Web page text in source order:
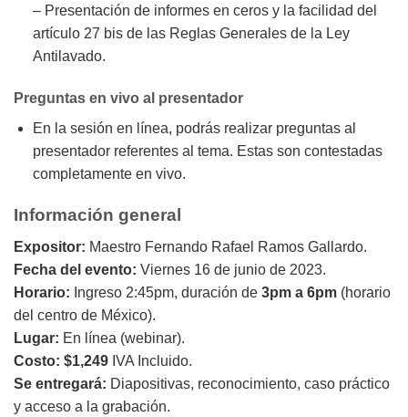
– Presentación de informes en ceros y la facilidad del
artículo 27 bis de las Reglas Generales de la Ley
Antilavado.
Preguntas en vivo al presentador
En la sesión en línea, podrás realizar preguntas al
presentador referentes al tema. Estas son contestadas
completamente en vivo.
Información general
Expositor: Maestro Fernando Rafael Ramos Gallardo.
Fecha del evento: Viernes 16 de junio de 2023.
Horario: Ingreso 2:45pm, duración de 3pm a 6pm (horario
del centro de México).
Lugar: En línea (webinar).
Costo: $1,249 IVA Incluido.
Se entregará: Diapositivas, reconocimiento, caso práctico
y acceso a la grabación.